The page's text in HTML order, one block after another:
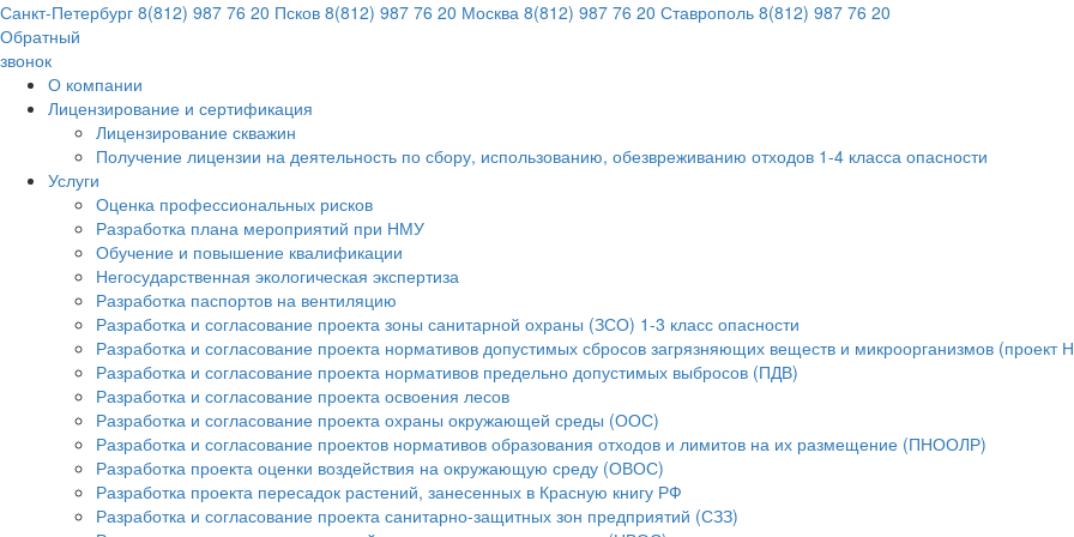
Санкт-Петербург 8(812) 987 76 20 Псков 8(812) 987 76 20 Москва 8(812) 987 76 20 Ставрополь 8(812) 987 76 20
Обратный
звонок
О компании
Лицензирование и сертификация
Лицензирование скважин
Получение лицензии на деятельность по сбору, использованию, обезвреживанию отходов 1-4 класса опасности
Услуги
Оценка профессиональных рисков
Разработка плана мероприятий при НМУ
Обучение и повышение квалификации
Негосударственная экологическая экспертиза
Разработка паспортов на вентиляцию
Разработка и согласование проекта зоны санитарной охраны (ЗСО) 1-3 класс опасности
Разработка и согласование проекта нормативов допустимых сбросов загрязняющих веществ и микроорганизмов (проект
Разработка и согласование проекта нормативов предельно допустимых выбросов (ПДВ)
Разработка и согласование проекта освоения лесов
Разработка и согласование проекта охраны окружающей среды (ООС)
Разработка и согласование проектов нормативов образования отходов и лимитов на их размещение (ПНООЛР)
Разработка проекта оценки воздействия на окружающую среду (ОВОС)
Разработка проекта пересадок растений, занесенных в Красную книгу РФ
Разработка и согласование проекта санитарно-защитных зон предприятий (СЗЗ)